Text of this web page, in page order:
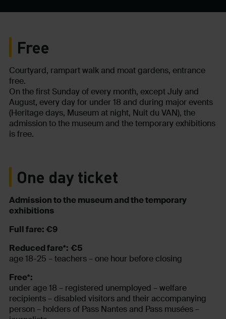
Free
Courtyard, rampart walk and moat gardens, entrance
free.
On the first Sunday of every month, except July and
August, every day for under 18 and during major events
(Heritage days, Museum at night, Nuit du VAN), the
admission to the museum and the temporary exhibitions
is free.
One day ticket
Admission to the museum and the temporary
exhibitions
Full fare: €9
Reduced fare*: €5
age 18-25 – teachers – one hour before closing
Free*:
under age 18 – registered unemployed – welfare
recipients – disabled visitors and their accompanying
person – holders of Pass Nantes and Pass musées –